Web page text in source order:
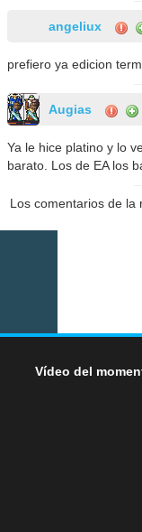
angeliux
prefiero ya edicion
Augias
Ya le hice platino y lo
barato. Los de EA los
Los comentarios de la
Vídeo del